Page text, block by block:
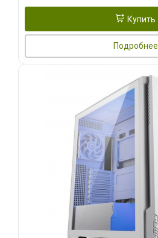
Купить
Подробнее